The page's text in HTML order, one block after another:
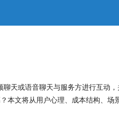
天或语音聊天与服务方进行互动
本文将从用户心理、成本结构、场